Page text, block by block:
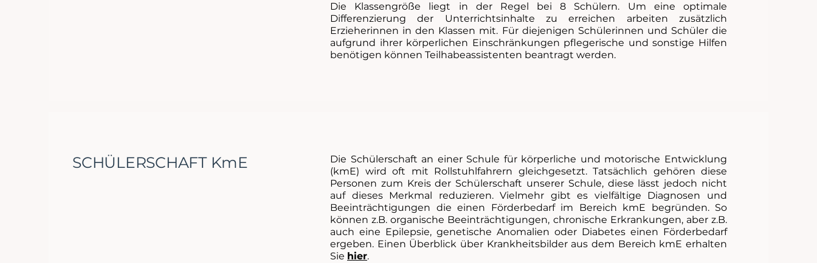
Die Klassengröße liegt in der Regel bei 8 Schülern. Um eine optimale
Differenzierung der Unterrichtsinhalte zu erreichen arbeiten zusätzlich
Erzieherinnen in den Klassen mit. Für diejenigen Schülerinnen und Schüler die
aufgrund ihrer körperlichen Einschränkungen pflegerische und sonstige Hilfen
benötigen können Teilhabeassistenten beantragt werden.
SCHÜLERSCHAFT KmE
Die Schülerschaft an einer Schule für körperliche und motorische Entwicklung
(kmE) wird oft mit Rollstuhlfahrern gleichgesetzt. Tatsächlich gehören diese
Personen zum Kreis der Schülerschaft unserer Schule, diese lässt jedoch nicht
auf dieses Merkmal reduzieren. Vielmehr gibt es vielfältige Diagnosen und
Beeinträchtigungen die einen Förderbedarf im Bereich kmE begründen. So
können z.B. organische Beeinträchtigungen, chronische Erkrankungen, aber z.B.
auch eine Epilepsie, genetische Anomalien oder Diabetes einen Förderbedarf
ergeben. Einen Überblick über Krankheitsbilder aus dem Bereich kmE erhalten
Sie hier.